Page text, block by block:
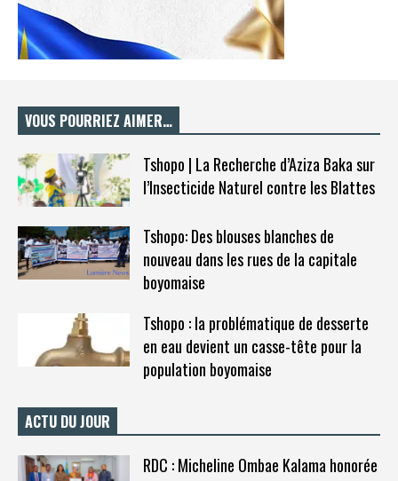
VOUS POURRIEZ AIMER…
Tshopo | La Recherche d’Aziza Baka sur
l’Insecticide Naturel contre les Blattes
Tshopo: Des blouses blanches de
nouveau dans les rues de la capitale
boyomaise
Tshopo : la problématique de desserte
en eau devient un casse-tête pour la
population boyomaise
ACTU DU JOUR
RDC : Micheline Ombae Kalama honorée